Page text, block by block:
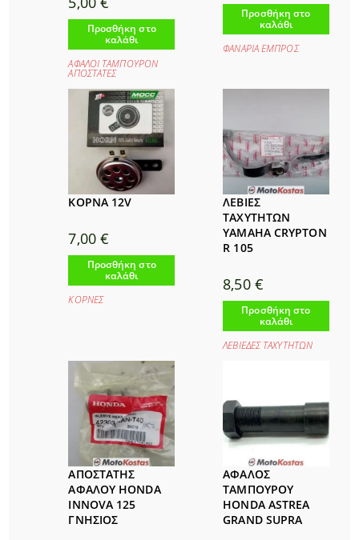
Προσθήκη στο
καλάθι
ΑΦΑΛΟΙ ΤΑΜΠΟΥΡΟΝ
ΑΠΟΣΤΑΤΕΣ
Προσθήκη στο
καλάθι
ΦΑΝΑΡΙΑ ΕΜΠΡΟΣ
ΚΟΡΝΑ 12V
7,00 €
Προσθήκη στο
καλάθι
ΚΟΡΝΕΣ
ΛΕΒΙΕΣ
ΤΑΧΥΤΗΤΩΝ
YAMAHA CRYPTON
R 105
8,50 €
Προσθήκη στο
καλάθι
ΛΕΒΙΕΔΕΣ ΤΑΧΥΤΗΤΩΝ
ΑΠΟΣΤΑΤΗΣ
ΑΦΑΛΟΥ HONDA
INNOVA 125
ΓΝΗΣΙΟΣ
ΑΦΑΛΟΣ
ΤΑΜΠΟΥΡΟΥ
HONDA ASTREA
GRAND SUPRA